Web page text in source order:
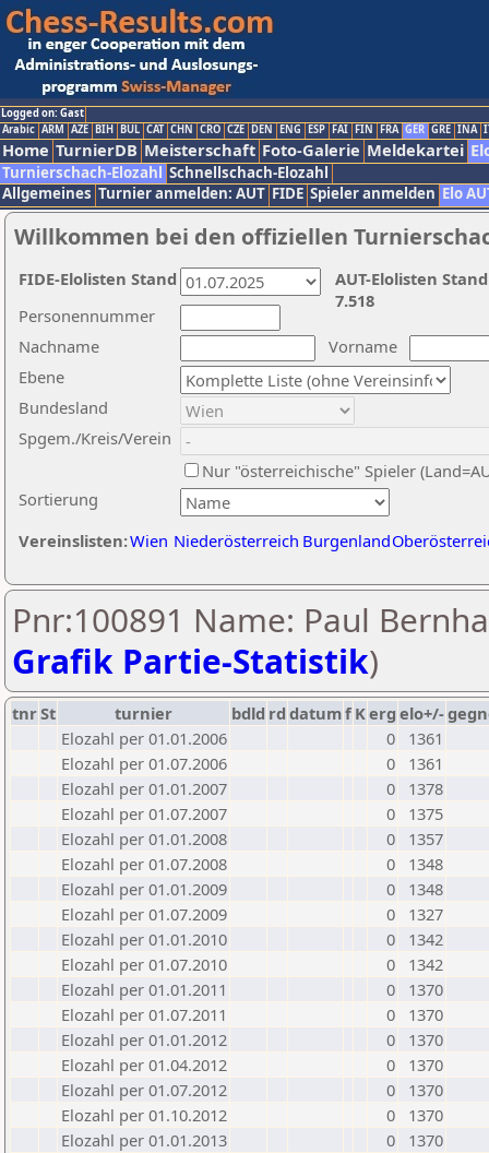
Logged on: Gast
Arabic ARM AZE BIH BUL CAT CHN CRO CZE DEN ENG ESP FAI FIN FRA GER GRE INA
Home TurnierDB Meisterschaft Foto-Galerie Meldekartei
Turnierschach-Elozahl Schnellschach-Elozahl
Allgemeines Turnier anmelden: AUT FIDE Spieler anmelden Elo
Willkommen bei den offiziellen
Nachname
Vorname
Ebene
Sortierung
Personennummer
Bundesland
Spgem./Kreis/Verein
Nur "österreichische" Spieler
Vereinslisten:Wien Niederösterreich Burgenland
AUT-Elolisten
7.518
FIDE-Elolisten Stand
Pnr:100891 Name: Paul
Grafik Partie-Statistik)
tnrSt turnier bdld rd datumf Kerg elo+/-
Elozahl per 01.01.2006
0
1361
Elozahl per 01.07.2006
0
1361
Elozahl per 01.01.2007
0
1378
Elozahl per 01.07.2007
0
1375
Elozahl per 01.01.2008
0
1357
Elozahl per 01.07.2008
0
1348
Elozahl per 01.01.2009
0
1348
Elozahl per 01.07.2009
0
1327
Elozahl per 01.01.2010
0
1342
Elozahl per 01.07.2010
0
1342
Elozahl per 01.01.2011
0
1370
Elozahl per 01.07.2011
0
1370
Elozahl per 01.01.2012
0
1370
Elozahl per 01.04.2012
0
1370
Elozahl per 01.07.2012
0
1370
Elozahl per 01.10.2012
0
1370
Elozahl per 01.01.2013
0
1370